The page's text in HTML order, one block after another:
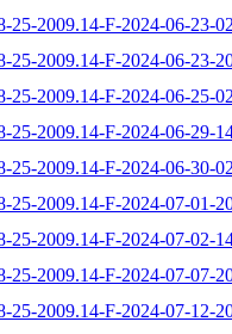
25-2009.14-F-2024-06-23-
25-2009.14-F-2024-06-23-
25-2009.14-F-2024-06-25-
25-2009.14-F-2024-06-29-
25-2009.14-F-2024-06-30-
25-2009.14-F-2024-07-01-
25-2009.14-F-2024-07-02-
25-2009.14-F-2024-07-07-
25-2009.14-F-2024-07-12-